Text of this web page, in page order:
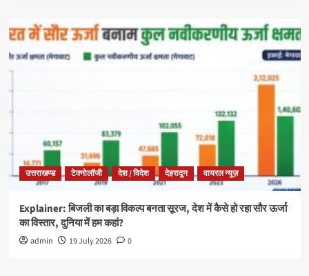
उत्तराखण्ड टेक्नोलॉजी देश / विदेश देहरादून वायरल न्यूज़
Explainer: बिजली का बड़ा विकल्प बनता सूरज, देश में कैसे हो रहा सौर ऊर्जा
का विस्तार, दुनिया में हम कहां?
admin 19 July 2026 0